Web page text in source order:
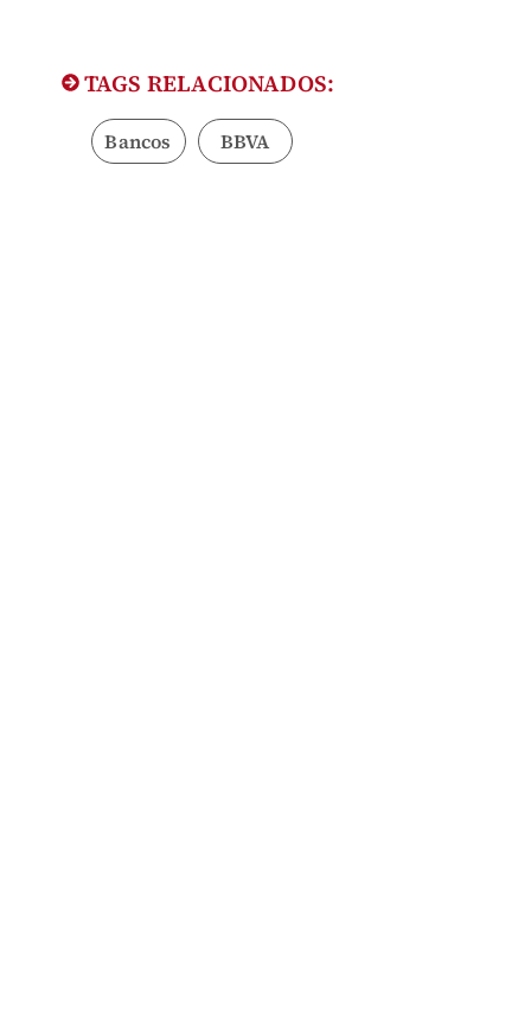
TAGS RELACIONADOS:
Bancos BBVA